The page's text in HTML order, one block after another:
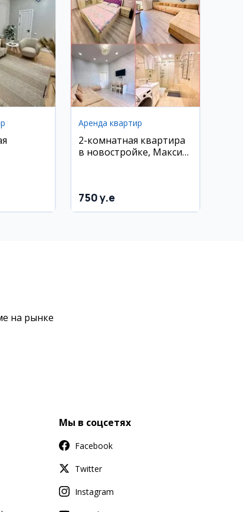
Аренда квартир
2-комнатная квартира
в новостройке, Максим
750 y.e
на рынке
Мы в соцсетях
Facebook
Twitter
Instagram